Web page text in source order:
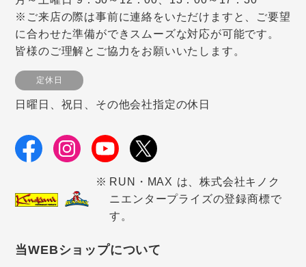
※ご来店の際は事前に連絡をいただけますと、ご要望
に合わせた準備ができスムーズな対応が可能です。
皆様のご理解とご協力をお願いいたします。
定休日
日曜日、祝日、その他会社指定の休日
RUN・MAX は、株式会社キノク
ニエンタープライズの登録商標で
す。
当WEBショップについて